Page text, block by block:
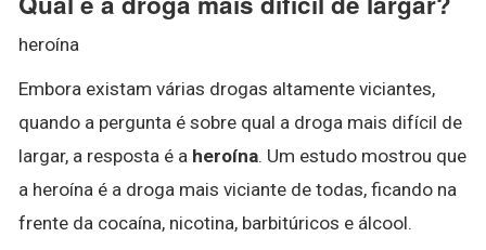
heroína
Embora existam várias drogas altamente viciantes,
quando a pergunta é sobre qual a droga mais difícil de
largar, a resposta é a heroína. Um estudo mostrou que
a heroína é a droga mais viciante de todas, ficando na
frente da cocaína, nicotina, barbitúricos e álcool.